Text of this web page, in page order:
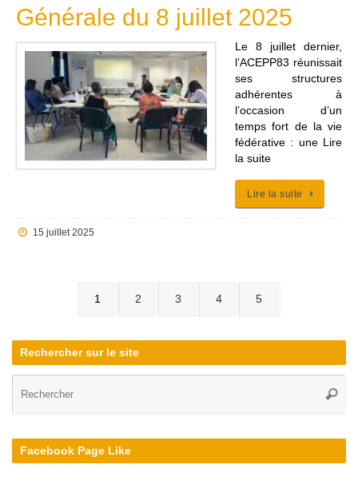
Générale du 8 juillet 2025
Le 8 juillet dernier,
l’ACEPP83 réunissait
ses structures
adhérentes à
l’occasion d’un
temps fort de la vie
fédérative : une Lire
la suite
Lire la suite
15 juillet 2025
1 2 3 4 5
Rechercher sur le site
Facebook Page Like